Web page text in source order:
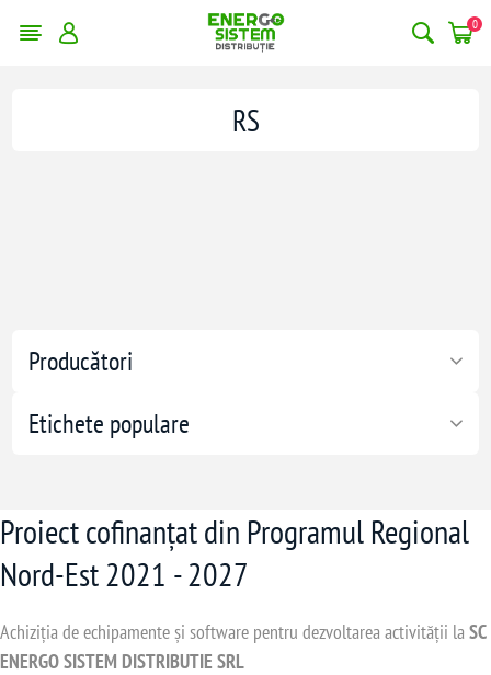
0
Producători
Etichete populare
RS
Proiect cofinanțat din Programul Regional
Nord-Est 2021 - 2027
Achiziția de echipamente și software pentru dezvoltarea activității laSC
ENERGO SISTEM DISTRIBUTIE SRL